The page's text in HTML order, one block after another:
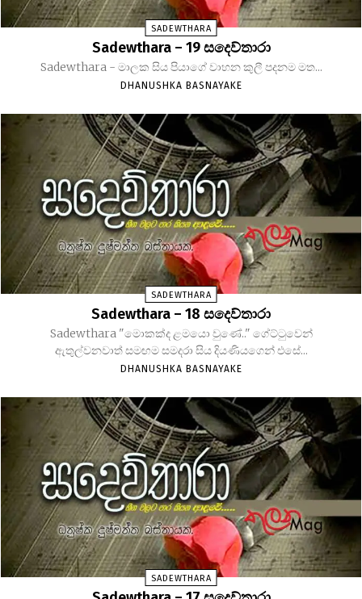
SADEWTHARA
Sadewthara – 19 සදෙව්තාරා
Sadewthara - මාලක සිය පියාගේ වාහන කුලී පදනම මත...
DHANUSHKA BASNAYAKE
SADEWTHARA
Sadewthara – 18 සදෙව්තාරා
Sadewthara "මොකක්ද ළමයො වුණේ.." ගේට්ටුවෙන්
ඇතුල්වනවාත් සමඟම සමදරා සිය දියණියගෙන් එසේ...
DHANUSHKA BASNAYAKE
SADEWTHARA